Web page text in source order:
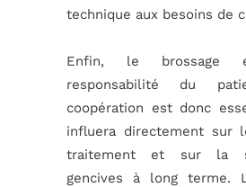
technique aux besoins de
Enfin, le
responsabilité du
coopération est donc
influera directement sur
traitement et sur la
gencives à long terme.